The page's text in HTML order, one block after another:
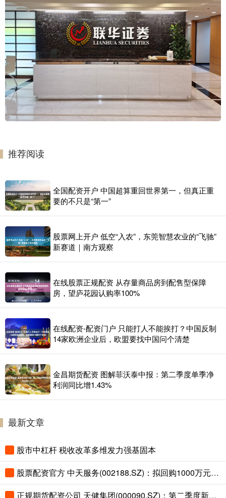
推荐阅读
全国配资开户 中国超算重回世界第一，但真正重
要的不只是“第一”
股票网上开户 低空“入农”，东莞智慧农业的“飞驰”
新赛道｜南方观察
在线股票正规配资 从存量商品房到配售型保障
房，望庐花园认购率100%
在线配资-配资门户 只能打人不能挨打？中国反制
14家欧洲企业后，欧盟要找中国问个清楚
金昌期货配资 图解菲沃泰中报：第二季度单季净
利润同比增1.43%
最新文章
股市中杠杆 税收改革多维发力强基固本
股票配资官方 中天服务(002188.SZ)：拟回购1000万元-1500万元公司股份
正规期货配资公司 天健集团(000090.SZ)：第二季度新签订单16亿元